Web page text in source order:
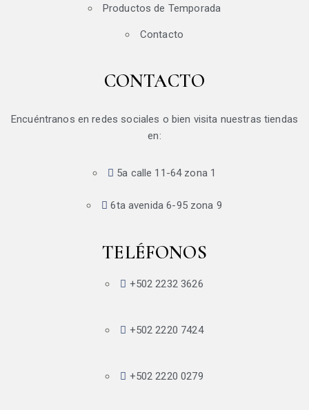
Productos de Temporada
Contacto
CONTACTO
Encuéntranos en redes sociales o bien visita nuestras tiendas
en:
5a calle 11-64 zona 1
6ta avenida 6-95 zona 9
TELÉFONOS
+502 2232 3626
+502 2220 7424
+502 2220 0279